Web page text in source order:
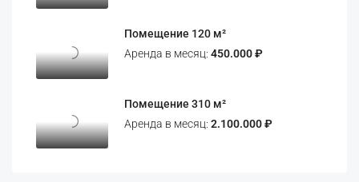
Помещение 120 м²
Аренда в месяц: 450.000 ₽
Помещение 310 м²
Аренда в месяц: 2.100.000 ₽